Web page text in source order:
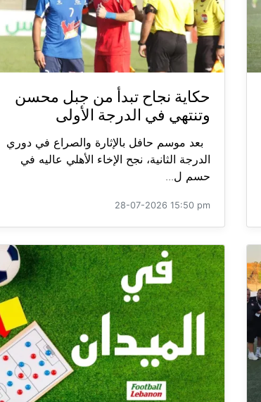
حكاية نجاح تبدأ من جبل محسن
وتنتهي في الدرجة الأولى
بعد موسم حافل بالإثارة والصراع في دوري
الدرجة الثانية، نجح الإخاء الأهلي عاليه في
حسم ل...
28-07-2026 15:50 pm